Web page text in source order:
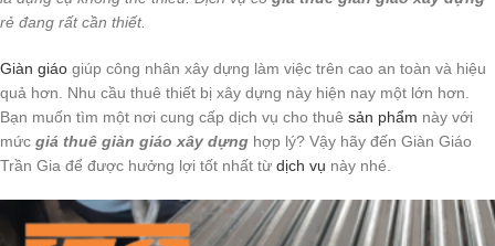
rẻ đang rất cần thiết.
Giàn giáo giúp công nhân xây dựng làm việc trên cao an toàn và hiệu
quả hơn. Nhu cầu thuê thiết bị xây dựng này hiện nay một lớn hơn.
Bạn muốn tìm một nơi cung cấp dịch vụ cho thuê sản phẩm này với
mức giá thuê giàn giáo xây dựng hợp lý? Vậy hãy đến Giàn Giáo
Trần Gia để được hưởng lợi tốt nhất từ dịch vụ này nhé.